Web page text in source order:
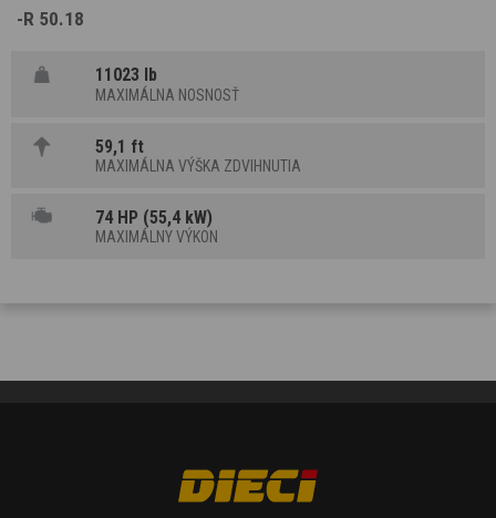
-R 50.18
11023 lb
MAXIMÁLNA NOSNOSŤ
59,1 ft
MAXIMÁLNA VÝŠKA ZDVIHNUTIA
74 HP (55,4 kW)
MAXIMÁLNY VÝKON